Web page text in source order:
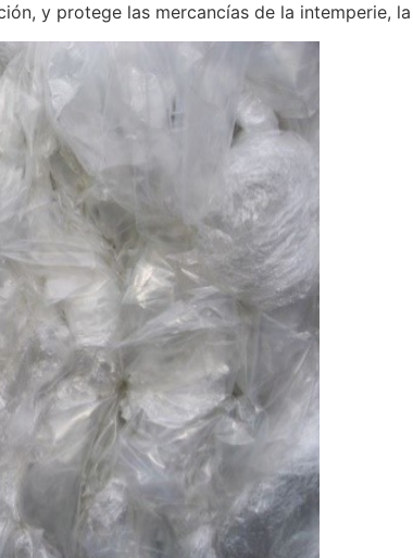
y protege las mercancías de la intemperie,